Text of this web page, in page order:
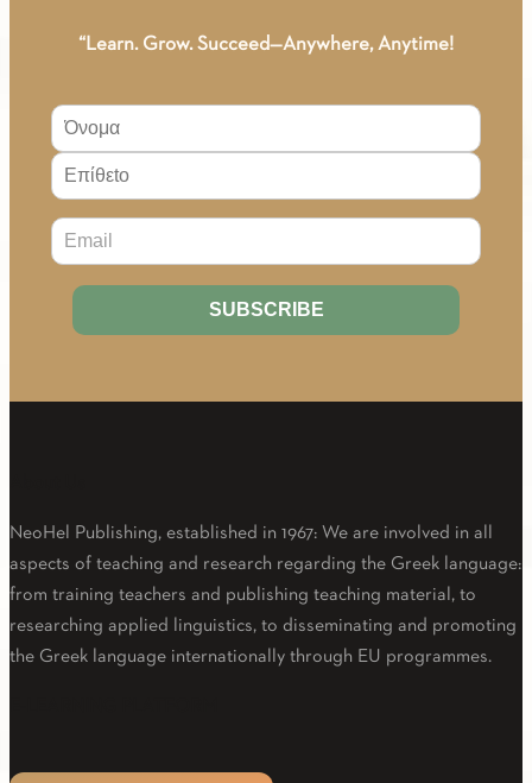
“Learn. Grow. Succeed—Anywhere, Anytime!
NeoHel Publishing, established in 1967: We are involved in all
aspects of teaching and research regarding the Greek language:
from training teachers and publishing teaching material, to
researching applied linguistics, to disseminating and promoting
the Greek language internationally through EU programmes.